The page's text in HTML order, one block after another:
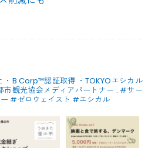
・B Corp™認証取得 ・TOKYOエシカル
市観光協会メディアパートナー . #サー
#ゼロウェイスト #エシカル